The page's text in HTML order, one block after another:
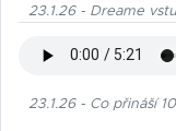
23.1.26 - Dreame
23.1.26 - Co přináší